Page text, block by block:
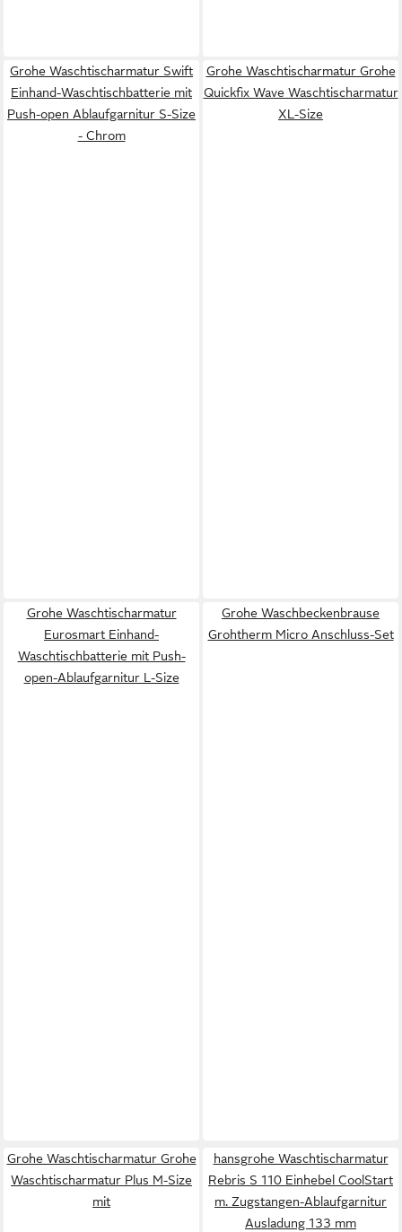
Grohe Waschtischarmatur Swift
Einhand-Waschtischbatterie mit
Push-open Ablaufgarnitur S-Size
- Chrom
Grohe Waschtischarmatur Grohe
Quickfix Wave Waschtischarmatur
XL-Size
Grohe Waschtischarmatur
Eurosmart Einhand-
Waschtischbatterie mit Push-
open-Ablaufgarnitur L-Size
Grohe Waschbeckenbrause
Grohtherm Micro Anschluss-Set
Grohe Waschtischarmatur Grohe
Waschtischarmatur Plus M-Size
mit
hansgrohe Waschtischarmatur
Rebris S 110 Einhebel CoolStart
m. Zugstangen-Ablaufgarnitur
Ausladung 133 mm